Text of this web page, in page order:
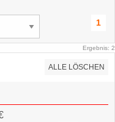
1
Ergebnis: 2
ALLE LÖSCHEN